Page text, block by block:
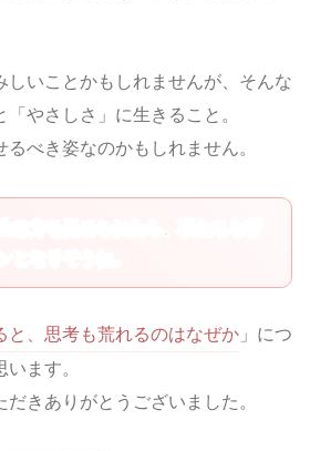
しいことかもしれませんが、そんな
やさしさ」に生きること。
べき姿なのかもしれません。
となりそうね。
と、思考も荒れるのはなぜか 」につ
ます。
きありがとうございました。